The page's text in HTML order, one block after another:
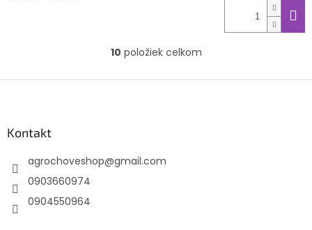
O
l
e
10 položiek celkom
Kontakt
agrochoveshop@gmail.com
0903660974
0904550964